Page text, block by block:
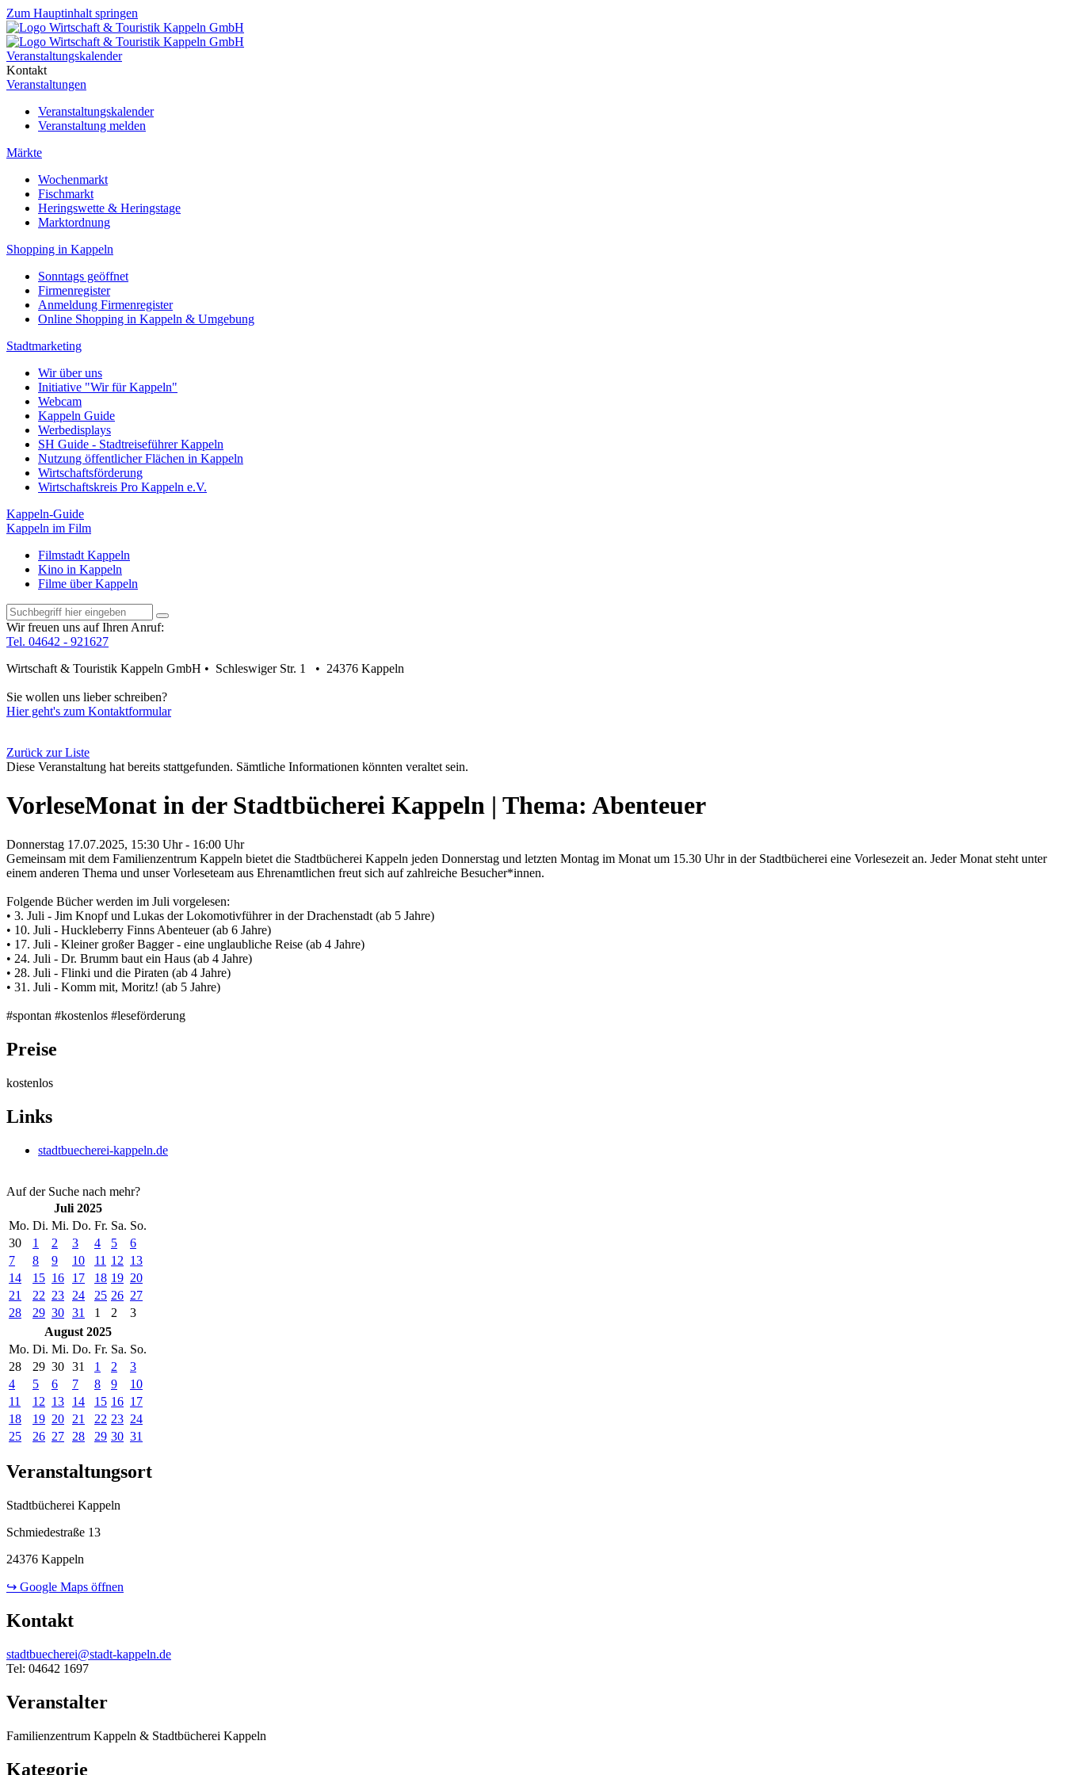
Zum Hauptinhalt springen
Veranstaltungskalender
Kontakt
Veranstaltungen
Veranstaltungskalender
Veranstaltung melden
Märkte
Wochenmarkt
Fischmarkt
Heringswette & Heringstage
Marktordnung
Shopping in Kappeln
Sonntags geöffnet
Firmenregister
Anmeldung Firmenregister
Online Shopping in Kappeln & Umgebung
Stadtmarketing
Wir über uns
Initiative "Wir für Kappeln"
Webcam
Kappeln Guide
Werbedisplays
SH Guide - Stadtreiseführer Kappeln
Nutzung öffentlicher Flächen in Kappeln
Wirtschaftsförderung
Wirtschaftskreis Pro Kappeln e.V.
Kappeln-Guide
Kappeln im Film
Filmstadt Kappeln
Kino in Kappeln
Filme über Kappeln
Wir freuen uns auf Ihren Anruf:
Tel. 04642 - 921627
Wirtschaft & Touristik Kappeln GmbH • Schleswiger Str. 1 • 24376 Kappeln
Sie wollen uns lieber schreiben?
Hier geht's zum Kontaktformular
Zurück zur Liste
Diese Veranstaltung hat bereits stattgefunden. Sämtliche Informationen könnten veraltet sein.
VorleseMonat in der Stadtbücherei Kappeln | Thema: Abenteuer
Donnerstag 17.07.2025, 15:30 Uhr - 16:00 Uhr
Gemeinsam mit dem Familienzentrum Kappeln bietet die Stadtbücherei Kappeln jeden Donnerstag und letzten Montag im Monat um 15.30 Uhr in der Stadtbücherei eine Vorlesezeit an. Jeder Monat steht unter
einem anderen Thema und unser Vorleseteam aus Ehrenamtlichen freut sich auf zahlreiche Besucher*innen.
Folgende Bücher werden im Juli vorgelesen:
• 3. Juli - Jim Knopf und Lukas der Lokomotivführer in der Drachenstadt (ab 5 Jahre)
• 10. Juli - Huckleberry Finns Abenteuer (ab 6 Jahre)
• 17. Juli - Kleiner großer Bagger - eine unglaubliche Reise (ab 4 Jahre)
• 24. Juli - Dr. Brumm baut ein Haus (ab 4 Jahre)
• 28. Juli - Flinki und die Piraten (ab 4 Jahre)
• 31. Juli - Komm mit, Moritz! (ab 5 Jahre)
#spontan #kostenlos #leseförderung
Preise
kostenlos
Links
stadtbuecherei-kappeln.de
Auf der Suche nach mehr?
Juli 2025
Mo. Di. Mi. Do. Fr. Sa. So.
30
1 2 3 4 5
6
7
8 9 10 11 12 13
14
15 16 17 18 19 20
21
22 23 24 25 26 27
28
29 30 31 1 2
3
August 2025
Mo. Di. Mi. Do. Fr. Sa. So.
28
29 30 31 1 2
3
4
5 6 7 8 9
10
11
12 13 14 15 16 17
18
19 20 21 22 23 24
25
26 27 28 29 30 31
Veranstaltungsort
Stadtbücherei Kappeln
Schmiedestraße 13
24376 Kappeln
↪ Google Maps öffnen
Kontakt
stadtbuecherei@stadt-kappeln.de
Tel: 04642 1697
Veranstalter
Familienzentrum Kappeln & Stadtbücherei Kappeln
Kategorie